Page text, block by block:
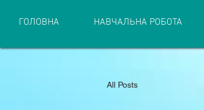
ГОЛОВНА НАВЧАЛЬНА РОБОТА
All Posts